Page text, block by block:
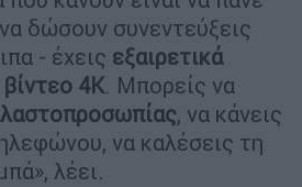
δώσουν συνεντεύξεις
- έχεις εξαιρετικά
4K. Μπορείς να
, να κάνεις
να καλέσεις τη
λέει.